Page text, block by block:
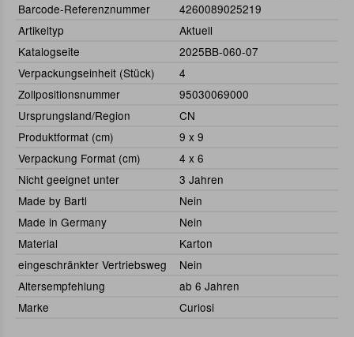
Barcode-Referenznummer
4260089025219
Artikeltyp
Aktuell
Katalogseite
2025BB-060-07
Verpackungseinheit (Stück)
4
Zollpositionsnummer
95030069000
Ursprungsland/Region
CN
Produktformat (cm)
9 x 9
Verpackung Format (cm)
4 x 6
Nicht geeignet unter
3 Jahren
Made by Bartl
Nein
Made in Germany
Nein
Material
Karton
eingeschränkter Vertriebsweg
Nein
Altersempfehlung
ab 6 Jahren
Marke
Curiosi